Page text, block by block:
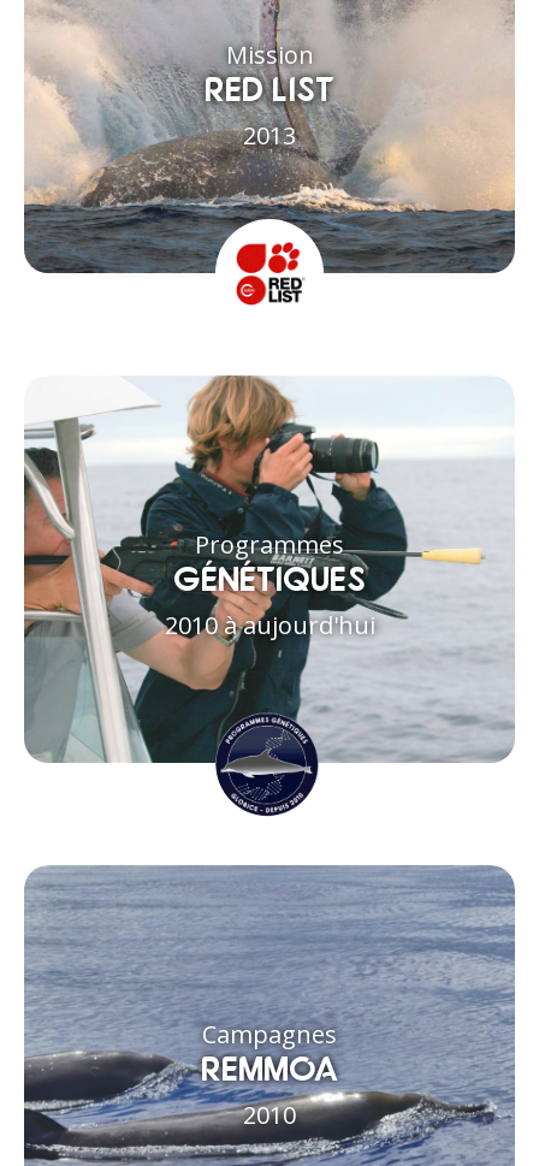
Mission
RED LIST
2013
Programmes
GÉNÉTIQUES
2010 à aujourd'hui
Campagnes
REMMOA
2010